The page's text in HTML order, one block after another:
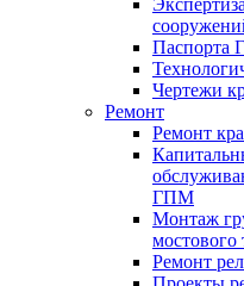
Паспорта
Чертежи
Ремонт
Ремонт
ГПМ
Монтаж
Ремонт